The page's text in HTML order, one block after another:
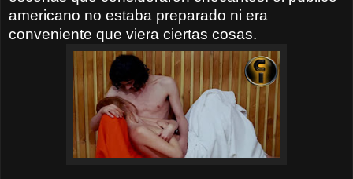
americano no estaba preparado ni era
conveniente que viera ciertas cosas.